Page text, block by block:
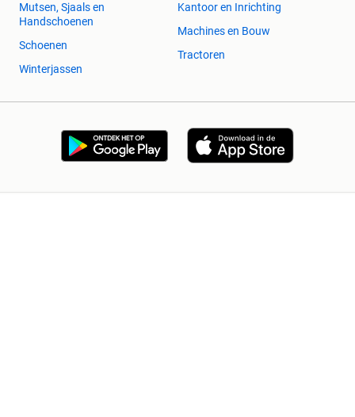
Mutsen, Sjaals en
Handschoenen
Schoenen
Winterjassen
Kantoor en Inrichting
Machines en Bouw
Tractoren